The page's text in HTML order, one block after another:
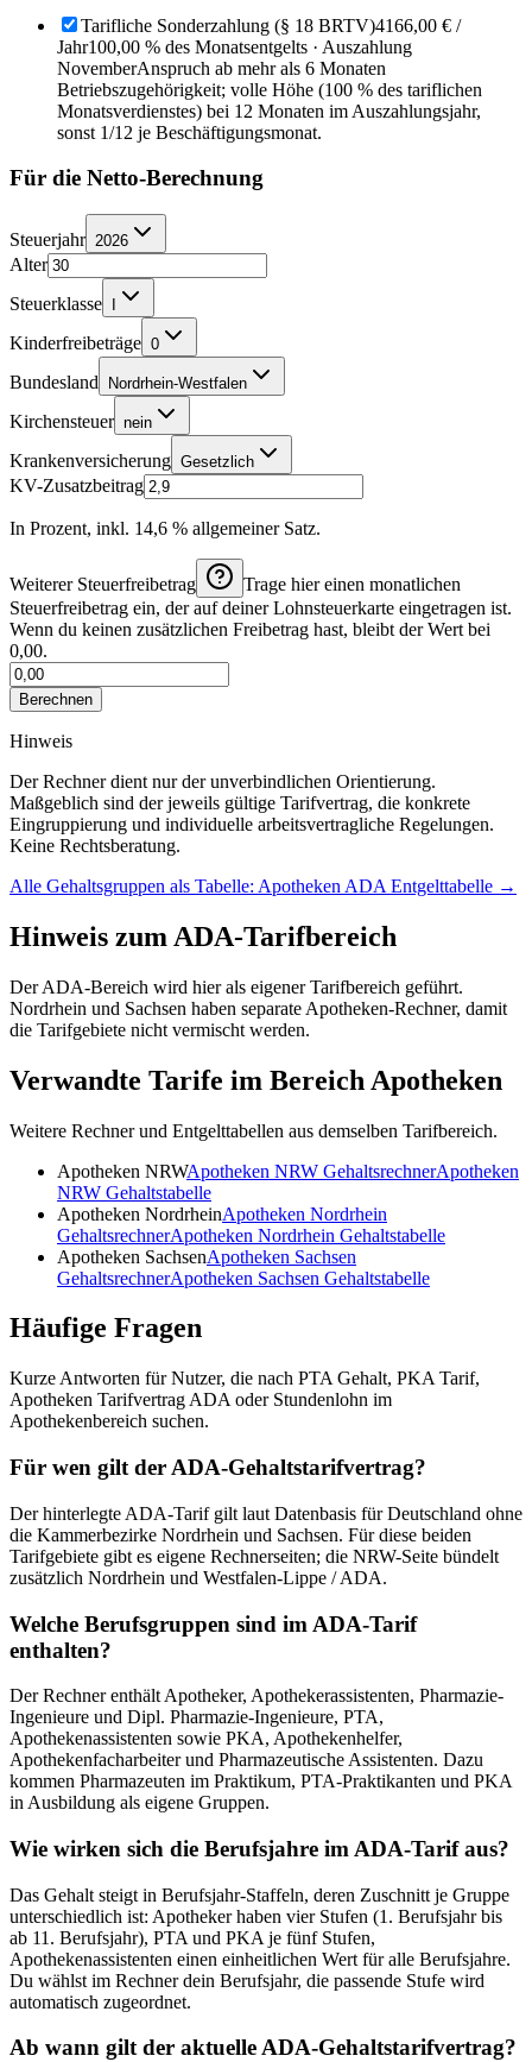
Tarifliche Sonderzahlung (§ 18 BRTV)4166,00 € /
Jahr100,00 % des Monatsentgelts · Auszahlung
NovemberAnspruch ab mehr als 6 Monaten
Betriebszugehörigkeit; volle Höhe (100 % des tariflichen
Monatsverdienstes) bei 12 Monaten im Auszahlungsjahr,
sonst 1/12 je Beschäftigungsmonat.
Für die Netto-Berechnung
Steuerjahr 2026
Alter
Steuerklasse
Kinderfreibeträge 0
Bundesland Nordrhein-Westfalen
Kirchensteuer nein
Krankenversicherung Gesetzlich
KV-Zusatzbeitrag
In Prozent, inkl. 14,6 % allgemeiner Satz.
Weiterer Steuerfreibetrag
Trage hier einen monatlichen
Steuerfreibetrag ein, der auf deiner Lohnsteuerkarte eingetragen ist.
Wenn du keinen zusätzlichen Freibetrag hast, bleibt der Wert bei
0,00.
Berechnen
Hinweis
Der Rechner dient nur der unverbindlichen Orientierung.
Maßgeblich sind der jeweils gültige Tarifvertrag, die konkrete
Eingruppierung und individuelle arbeitsvertragliche Regelungen.
Keine Rechtsberatung.
Alle Gehaltsgruppen als Tabelle: Apotheken ADA Entgelttabelle →
Hinweis zum ADA-Tarifbereich
Der ADA-Bereich wird hier als eigener Tarifbereich geführt.
Nordrhein und Sachsen haben separate Apotheken-Rechner, damit
die Tarifgebiete nicht vermischt werden.
Verwandte Tarife im Bereich Apotheken
Weitere Rechner und Entgelttabellen aus demselben Tarifbereich.
Apotheken NRWApotheken NRW GehaltsrechnerApotheken
NRW Gehaltstabelle
Apotheken NordrheinApotheken Nordrhein
GehaltsrechnerApotheken Nordrhein Gehaltstabelle
Apotheken SachsenApotheken Sachsen
GehaltsrechnerApotheken Sachsen Gehaltstabelle
Häufige Fragen
Kurze Antworten für Nutzer, die nach PTA Gehalt, PKA Tarif,
Apotheken Tarifvertrag ADA oder Stundenlohn im
Apothekenbereich suchen.
Für wen gilt der ADA-Gehaltstarifvertrag?
Der hinterlegte ADA-Tarif gilt laut Datenbasis für Deutschland ohne
die Kammerbezirke Nordrhein und Sachsen. Für diese beiden
Tarifgebiete gibt es eigene Rechnerseiten; die NRW-Seite bündelt
zusätzlich Nordrhein und Westfalen-Lippe / ADA.
Welche Berufsgruppen sind im ADA-Tarif
enthalten?
Der Rechner enthält Apotheker, Apothekerassistenten, Pharmazie-
Ingenieure und Dipl. Pharmazie-Ingenieure, PTA,
Apothekenassistenten sowie PKA, Apothekenhelfer,
Apothekenfacharbeiter und Pharmazeutische Assistenten. Dazu
kommen Pharmazeuten im Praktikum, PTA-Praktikanten und PKA
in Ausbildung als eigene Gruppen.
Wie wirken sich die Berufsjahre im ADA-Tarif aus?
Das Gehalt steigt in Berufsjahr-Staffeln, deren Zuschnitt je Gruppe
unterschiedlich ist: Apotheker haben vier Stufen (1. Berufsjahr bis
ab 11. Berufsjahr), PTA und PKA je fünf Stufen,
Apothekenassistenten einen einheitlichen Wert für alle Berufsjahre.
Du wählst im Rechner dein Berufsjahr, die passende Stufe wird
automatisch zugeordnet.
Ab wann gilt der aktuelle ADA-Gehaltstarifvertrag?